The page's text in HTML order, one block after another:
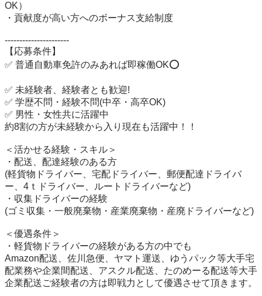
OK）
・貢献度が高い方へのボーナス支給制度
----------------------
【応募条件】
✅ 普通自動車免許のみあれば即稼働OK⭕️
✅ 未経験者、経験者とも歓迎!
✅ 学歴不問・経験不問(中卒・高卒OK)
✅ 男性・女性共に活躍中
約8割の方が未経験から入り現在も活躍中！！
＜活かせる経験・スキル＞
・配送、配達経験のある方
(軽貨物ドライバー、宅配ドライバー、郵便配達ドライバ
ー、4ｔドライバー、ルートドライバーなど)
・収集ドライバーの経験
(ゴミ収集・一般廃棄物・産業廃棄物・産廃ドライバーなど)
＜優遇条件＞
・軽貨物ドライバーの経験がある方の中でも
Amazon配送、佐川急便、ヤマト運送、ゆうパック等大手宅
配業務や企業間配送、アスクル配送、たのめーる配送等大手
企業配送ご経験者の方は即戦力として優遇させて頂きます。